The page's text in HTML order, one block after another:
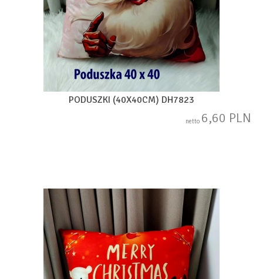
PODUSZKI (40X40CM) DH7823
netto 6,60 PLN